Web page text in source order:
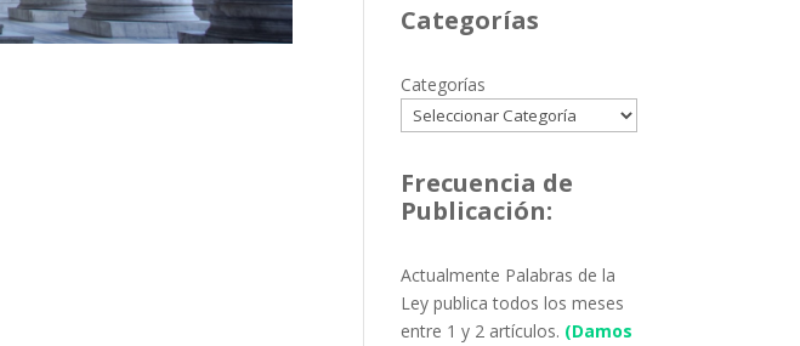
Categorías
Categorías
Frecuencia de
Publicación:
Actualmente Palabras de la
Ley publica todos los meses
entre 1 y 2 artículos. (Damos